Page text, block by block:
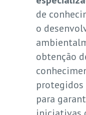
de
o
obtenção
para